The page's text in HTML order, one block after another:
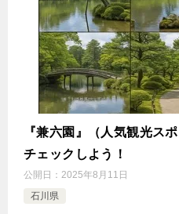
『兼六園』（人気観光ス
チェックしよう！
公開日： 2025年8月11日
石川県